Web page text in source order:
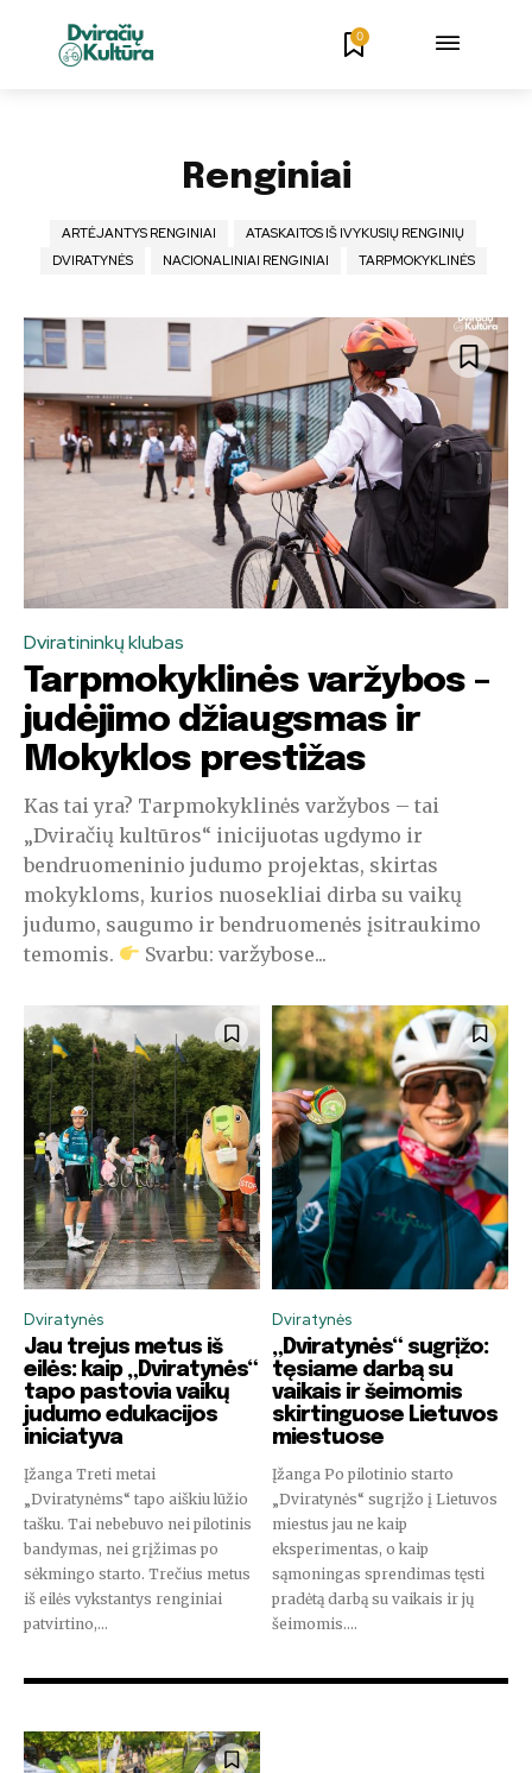
Prisijunkite prie mūsų
PRENUMERATŲ bendruomenės ir
dalyvaukite pokalbyje.
Norėdami užsiprenumeruoti, tiesiog įveskite savo el. pašto
adresą mūsų svetainėje arba spustelėkite žemiau esantį
mygtuką „Prenumeruoti“. Nesijaudinkite, mes gerbiame jūsų
privatumą ir nesiunčiame šlamšto į jūsų pašto dėžutę. Jūsų
informacija pas mus saugi.
PRENUMERUOTI
Aš perskaičiau ir sutinku su Privatumo politika.
1,111
Pasekėjai
2,222
Pasekėjai
3,333
Pasekėjai
0
Renginiai
ARTĖJANTYS RENGINIAI
ATASKAITOS IŠ IVYKUSIŲ RENGINIŲ
DVIRATYNĖS
NACIONALINIAI RENGINIAI TARPMOKYKLINĖS
Dviratininkų klubas
Tarpmokyklinės varžybos –
judėjimo džiaugsmas ir
Mokyklos prestižas
Kas tai yra? Tarpmokyklinės varžybos – tai
„Dviračių kultūros“ inicijuotas ugdymo ir
bendruomeninio judumo projektas, skirtas
mokykloms, kurios nuosekliai dirba su vaikų
judumo, saugumo ir bendruomenės įsitraukimo
temomis.
Svarbu: varžybose...
Dviratynės
Jau trejus metus iš
eilės: kaip „Dviratynės“
tapo pastovia vaikų
judumo edukacijos
iniciatyva
Įžanga Treti metai
„Dviratynėms“ tapo aiškiu lūžio
tašku. Tai nebebuvo nei pilotinis
bandymas, nei grįžimas po
sėkmingo starto. Trečius metus
iš eilės vykstantys renginiai
patvirtino,...
Dviratynės
„Dviratynės“ sugrįžo:
tęsiame darbą su
vaikais ir šeimomis
skirtinguose Lietuvos
miestuose
Įžanga Po pilotinio starto
„Dviratynės“ sugrįžo į Lietuvos
miestus jau ne kaip
eksperimentas, o kaip
sąmoningas sprendimas tęsti
pradėtą darbą su vaikais ir jų
šeimomis....